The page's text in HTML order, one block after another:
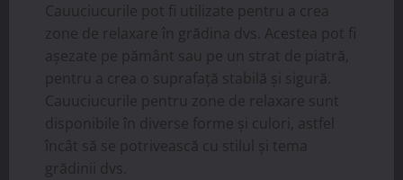
Cauuciucurile pot fi utilizate pentru a crea
zone de relaxare în grădina dvs. Acestea pot fi
așezate pe pământ sau pe un strat de piatră,
pentru a crea o suprafață stabilă și sigură.
Cauuciucurile pentru zone de relaxare sunt
disponibile în diverse forme și culori, astfel
încât să se potrivească cu stilul și tema
grădinii dvs.